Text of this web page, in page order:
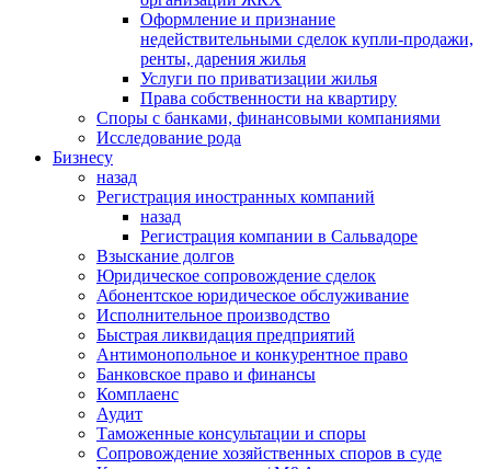
Оформление и признание
недействительными сделок купли-продажи,
ренты, дарения жилья
Услуги по приватизации жилья
Права собственности на квартиру
Cпоры с банками, финансовыми компаниями
Исследование рода
Бизнесу
назад
Регистрация иностранных компаний
назад
Регистрация компании в Сальвадоре
Взыскание долгов
Юридическое сопровождение сделок
Абонентское юридическое обслуживание
Исполнительное производство
Быстрая ликвидация предприятий
Антимонопольное и конкурентное право
Банковское право и финансы
Комплаенс
Аудит
Таможенные консультации и споры
Сопровождение хозяйственных споров в суде